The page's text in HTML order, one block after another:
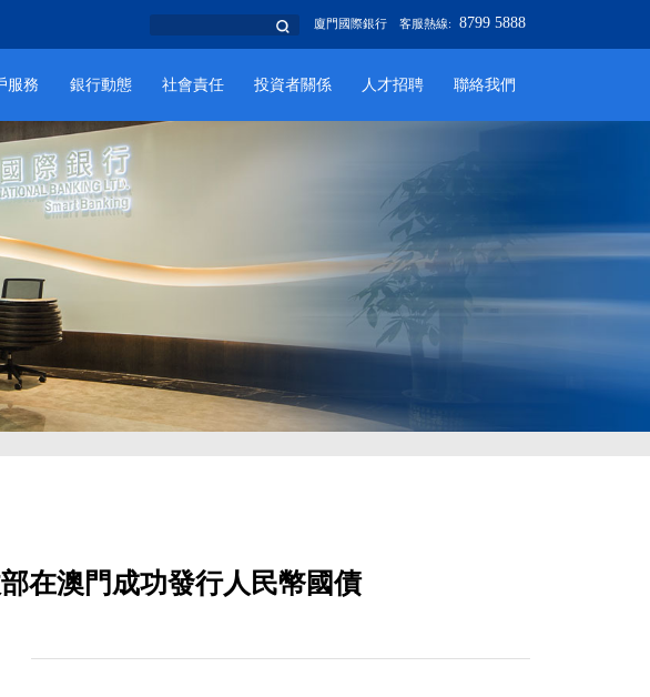
廈門國際銀行 客服熱線: 8799 5888
服務 銀行動態 社會責任 投資者關係 人才招聘 聯絡我們
在澳門成功發行人民幣國債